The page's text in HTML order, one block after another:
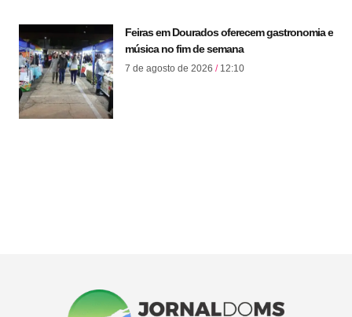
Feiras em Dourados oferecem gastronomia e
música no fim de semana
7 de agosto de 2026 12:10